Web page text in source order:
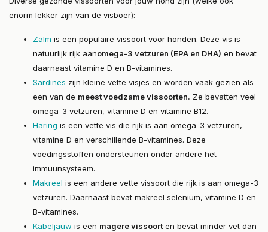
enorm lekker zijn van de visboer):
Zalm is een populaire vissoort voor honden. Deze vis is
natuurlijk rijk aanomega-3 vetzuren (EPA en DHA) en bevat
daarnaast vitamine D en B-vitamines.
Sardines zijn kleine vette visjes en worden vaak gezien als
een van de meest voedzame vissoorten. Ze bevatten veel
omega-3 vetzuren, vitamine D en vitamine B12.
Haring is een vette vis die rijk is aan omega-3 vetzuren,
vitamine D en verschillende B-vitamines. Deze
voedingsstoffen ondersteunen onder andere het
immuunsysteem.
Makreel is een andere vette vissoort die rijk is aan omega-3
vetzuren. Daarnaast bevat makreel selenium, vitamine D en
B-vitamines.
Kabeljauw is een magere vissoort en bevat minder vet dan